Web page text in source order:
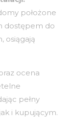
położone
dostępem do
osiągają
ocena
pełny
i kupującym.